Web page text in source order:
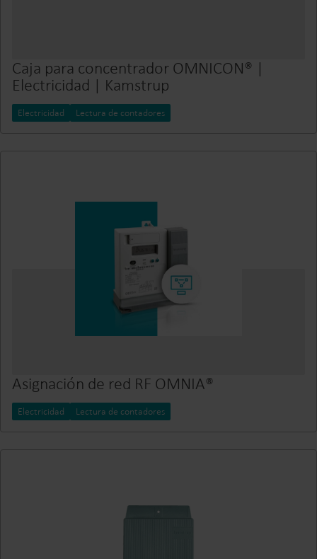
Caja para concentrador OMNICON® |
Electricidad | Kamstrup
Electricidad Lectura de contadores
Asignación de red RF OMNIA®
Electricidad Lectura de contadores